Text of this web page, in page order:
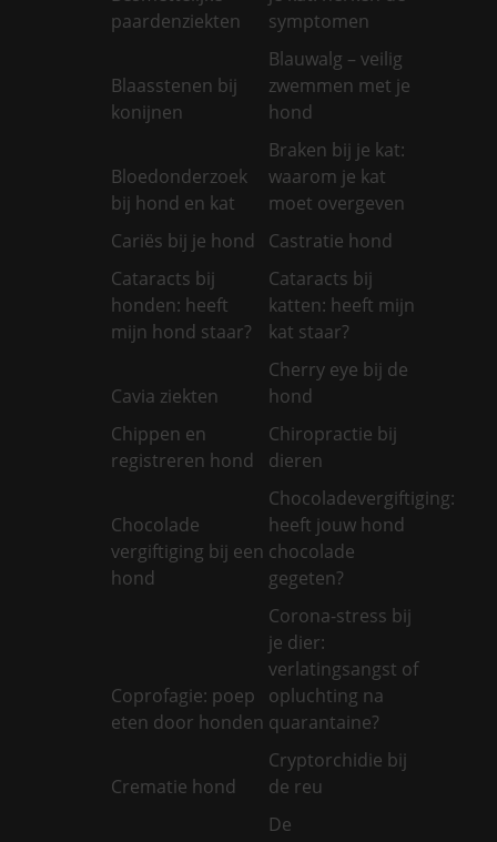
paardenziekten
symptomen
Blaasstenen bij
konijnen
Blauwalg – veilig
zwemmen met je
hond
Bloedonderzoek
bij hond en kat
Braken bij je kat:
waarom je kat
moet overgeven
Cariës bij je hond
Castratie hond
Cataracts bij
honden: heeft
mijn hond staar?
Cataracts bij
katten: heeft mijn
kat staar?
Cavia ziekten
Cherry eye bij de
hond
Chippen en
registreren hond
Chiropractie bij
dieren
Chocolade
vergiftiging bij een
hond
Chocoladevergiftiging:
heeft jouw hond
chocolade
gegeten?
Coprofagie: poep
eten door honden
Corona-stress bij
je dier:
verlatingsangst of
opluchting na
quarantaine?
Crematie hond
Cryptorchidie bij
de reu
De